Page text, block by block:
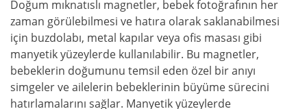
Doğum mıknatıslı magnetler, bebek fotoğrafının her
zaman görülebilmesi ve hatıra olarak saklanabilmesi
için buzdolabı, metal kapılar veya ofis masası gibi
manyetik yüzeylerde kullanılabilir. Bu magnetler,
bebeklerin doğumunu temsil eden özel bir anıyı
simgeler ve ailelerin bebeklerinin büyüme sürecini
hatırlamalarını sağlar. Manyetik yüzeylerde